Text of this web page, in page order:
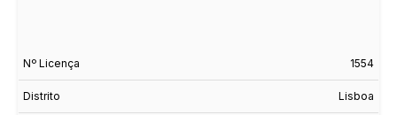
Nº Licença 1554
Distrito Lisboa